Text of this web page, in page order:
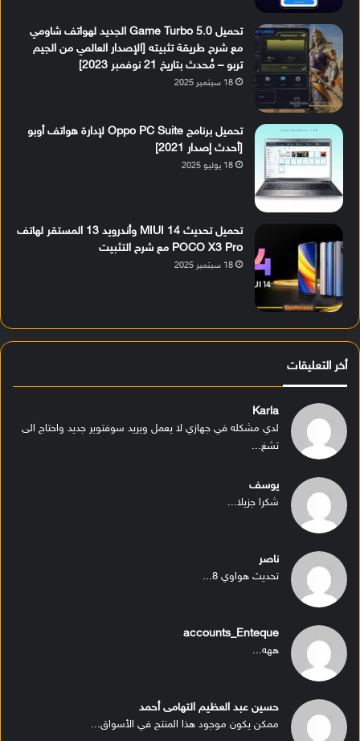
تحميل Game Turbo 5.0 الجديد لهواتف شاومي
مع شرح طريقة تثبيته [الإصدار العالمي من الجيم
تربو – مُحدث بتاريخ 21 نوفمبر 2023]
18 سبتمبر 2025
تحميل برنامج Oppo PC Suite لإدارة هواتف أوبو
[أحدث إصدار 2021]
18 يوليو 2025
تحميل تحديث MIUI 14 وأندرويد 13 المستقر لهاتف
POCO X3 Pro مع شرح التثبيت
18 سبتمبر 2025
أخر التعليقات
Karla
لدي مشكله في جهازي لا يعمل ويريد سوفتوير جديد واحتاج الى
تشغ...
يوسف
شكرا جزيلا...
ناصر
تحديث هواوي 8...
accounts_Enteque
ههه...
حسين عبد العظيم التهامى أحمد
ممكن يكون موجود هذا المنتج في الأسواق...